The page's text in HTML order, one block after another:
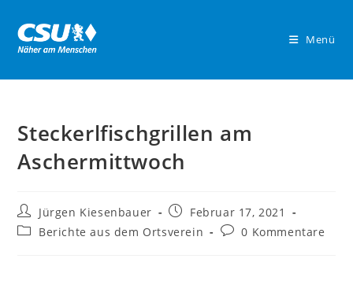
Menü
Steckerlfischgrillen am
Aschermittwoch
Jürgen Kiesenbauer
Februar 17, 2021
Berichte aus dem Ortsverein
0 Kommentare